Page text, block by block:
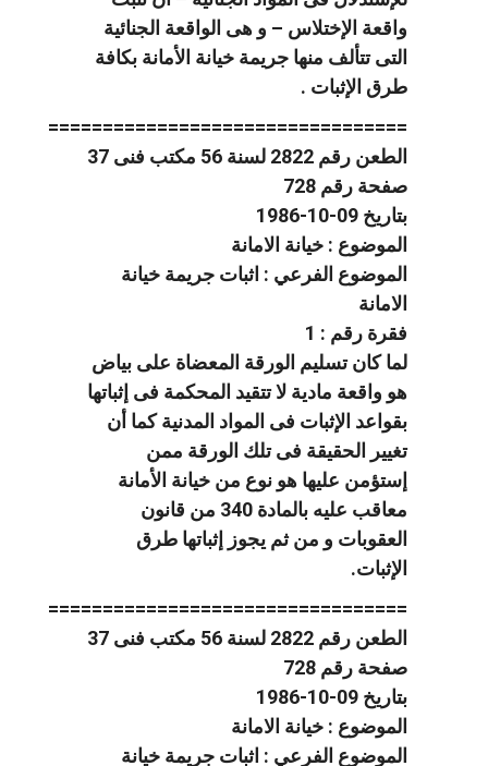
واقعة الإختلاس – و هى الواقعة الجنائية
التى تتألف منها جريمة خيانة الأمانة بكافة
طرق الإثبات .
=================================
الطعن رقم 2822 لسنة 56 مكتب فنى 37
صفحة رقم 728
بتاريخ 09-10-1986
الموضوع : خيانة الامانة
الموضوع الفرعي : اثبات جريمة خيانة
الامانة
فقرة رقم : 1
لما كان تسليم الورقة المعضاة على بياض
هو واقعة مادية لا تتقيد المحكمة فى إثباتها
بقواعد الإثبات فى المواد المدنية كما أن
تغيير الحقيقة فى تلك الورقة ممن
إستؤمن عليها هو نوع من خيانة الأمانة
معاقب عليه بالمادة 340 من قانون
العقوبات و من ثم يجوز إثباتها طرق
الإثبات.
=================================
الطعن رقم 2822 لسنة 56 مكتب فنى 37
صفحة رقم 728
بتاريخ 09-10-1986
الموضوع : خيانة الامانة
الموضوع الفرعي : اثبات جريمة خيانة